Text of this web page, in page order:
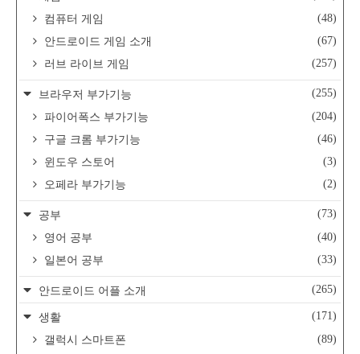
컴퓨터 게임
(48)
안드로이드 게임 소개
(67)
러브 라이브 게임
(257)
브라우저 부가기능
(255)
파이어폭스 부가기능
(204)
구글 크롬 부가기능
(46)
윈도우 스토어
(3)
오페라 부가기능
(2)
공부
(73)
영어 공부
(40)
일본어 공부
(33)
안드로이드 어플 소개 (265)
생활
(171)
갤럭시 스마트폰
(89)